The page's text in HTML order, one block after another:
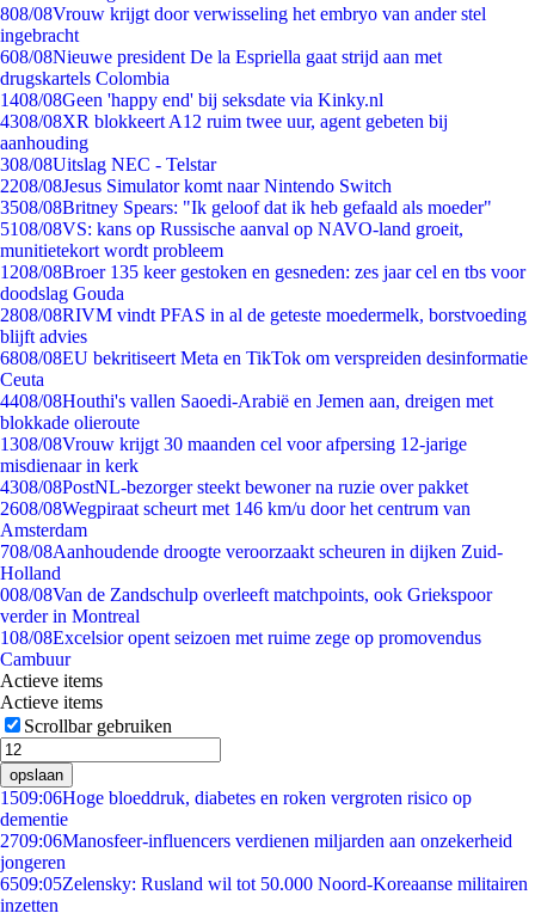
808/08Vrouw krijgt door verwisseling het embryo van ander stel
ingebracht
608/08Nieuwe president De la Espriella gaat strijd aan met
drugskartels Colombia
1408/08Geen 'happy end' bij seksdate via Kinky.nl
4308/08XR blokkeert A12 ruim twee uur, agent gebeten bij
aanhouding
308/08Uitslag NEC - Telstar
2208/08Jesus Simulator komt naar Nintendo Switch
3508/08Britney Spears: "Ik geloof dat ik heb gefaald als moeder"
5108/08VS: kans op Russische aanval op NAVO-land groeit,
munitietekort wordt probleem
1208/08Broer 135 keer gestoken en gesneden: zes jaar cel en tbs voor
doodslag Gouda
2808/08RIVM vindt PFAS in al de geteste moedermelk, borstvoeding
blijft advies
6808/08EU bekritiseert Meta en TikTok om verspreiden desinformatie
Ceuta
4408/08Houthi's vallen Saoedi-Arabië en Jemen aan, dreigen met
blokkade olieroute
1308/08Vrouw krijgt 30 maanden cel voor afpersing 12-jarige
misdienaar in kerk
4308/08PostNL-bezorger steekt bewoner na ruzie over pakket
2608/08Wegpiraat scheurt met 146 km/u door het centrum van
Amsterdam
708/08Aanhoudende droogte veroorzaakt scheuren in dijken Zuid-
Holland
008/08Van de Zandschulp overleeft matchpoints, ook Griekspoor
verder in Montreal
108/08Excelsior opent seizoen met ruime zege op promovendus
Cambuur
Actieve items
Actieve items
Scrollbar gebruiken
opslaan
1509:06Hoge bloeddruk, diabetes en roken vergroten risico op
dementie
2709:06Manosfeer-influencers verdienen miljarden aan onzekerheid
jongeren
6509:05Zelensky: Rusland wil tot 50.000 Noord-Koreaanse militairen
inzetten